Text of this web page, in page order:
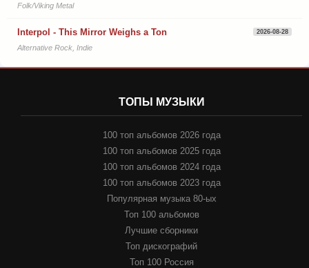
Folk/Viking Metal
Interpol - This Mirror Weighs a Ton 2026-08-28
Alternative Rock, Indie
ТОПЫ МУЗЫКИ
100 топ альбомов 2026 года
100 топ альбомов 2025 года
100 топ альбомов 2024 года
100 топ альбомов 2023 года
Популярная музыка 80-ых
Топ 100 альбомов
Лучшие сборники
Топ дискографий
Топ 100 Россия